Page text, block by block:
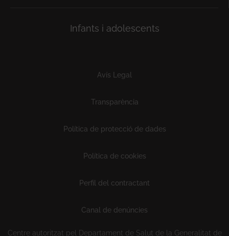
Infants i adolescents
Avís Legal
Transparència
Política de protecció de dades
Política de cookies
Perfil del contractant
Canal de denúncies
Centre autoritzat pel Departament de Salut de la Generalitat de